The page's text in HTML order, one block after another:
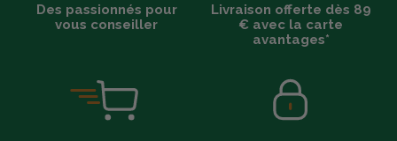
Des passionnés pour
vous conseiller
Livraison offerte dès 89
€ avec la carte
avantages*